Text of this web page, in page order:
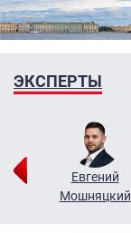
ЭКСПЕРТЫ
Евгений
Мошняцкий